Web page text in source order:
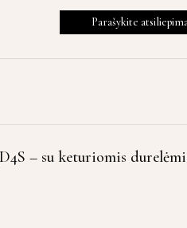
Parašykite
– su keturiomis